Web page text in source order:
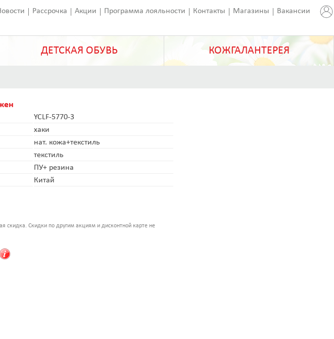
Рассрочка Акции Программа лояльности Контакты Магазины Вакансии
ДЕТСКАЯ ОБУВЬ КОЖГАЛАНТЕРЕЯ
YCLF-5770-3
хаки
нат. кожа+текстиль
текстиль
ПУ+ резина
Китай
скидка. Скидки по другим акциям и дисконтной карте не